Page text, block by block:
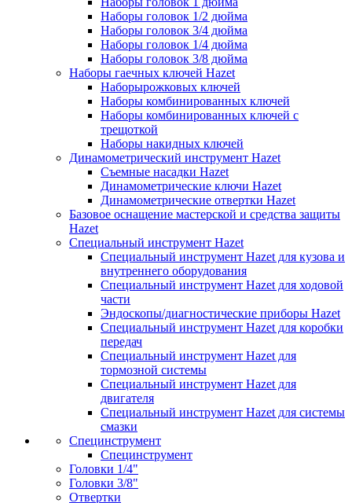
Наборы головок 1/2 дюйма
Наборы головок 3/4 дюйма
Наборы головок 1/4 дюйма
Наборы головок 3/8 дюйма
Наборы гаечных ключей Hazet
Наборырожковых ключей
Наборы комбинированных ключей
Наборы комбинированных ключей с
трещоткой
Наборы накидных ключей
Динамометрический инструмент Hazet
Съемные насадки Hazet
Динамометрические ключи Hazet
Динамометрические отвертки Hazet
Базовое оснащение мастерской и средства защиты
Hazet
Специальный инструмент Hazet
Специальный инструмент Hazet для кузова и
внутреннего оборудования
Специальный инструмент Hazet для ходовой
части
Эндоскопы/диагностические приборы Hazet
Специальный инструмент Hazet для коробки
передач
Специальный инструмент Hazet для
тормозной системы
Специальный инструмент Hazet для
двигателя
Специальный инструмент Hazet для системы
смазки
Специнструмент
Специнструмент
Головки 1/4"
Головки 3/8"
Отвертки